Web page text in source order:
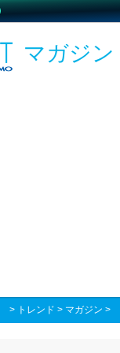
マガジン
> トレンド > マガジン >